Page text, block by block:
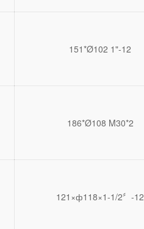
151*Ø102 1"-12
186*Ø108 M30*2
121×ф118×1-1/2〞-12